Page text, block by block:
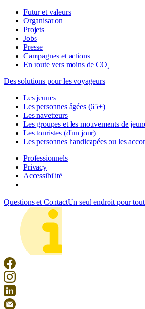
Futur et valeurs
Organisation
Projets
Jobs
Presse
Campagnes et actions
En route vers moins de CO₂
Des solutions pour les voyageurs
Les jeunes
Les personnes âgées (65+)
Les navetteurs
Les groupes et les mouvements de
Les touristes (d'un jour)
Les personnes handicapées ou les
Professionnels
Privacy
Accessibilité
Questions et ContactUn seul endroit pour